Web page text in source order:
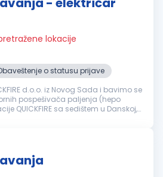
lokacije
o statusu prijave
d.o.o. iz Novog Sada i bavimo se
pospešivača paljenja (hepo
QUICKFIRE sa sedištem u Danskoj,